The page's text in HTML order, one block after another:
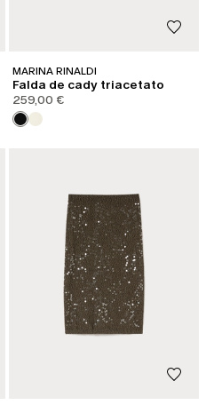
MARINA RINALDI
Falda de cady triacetato
259,00 €